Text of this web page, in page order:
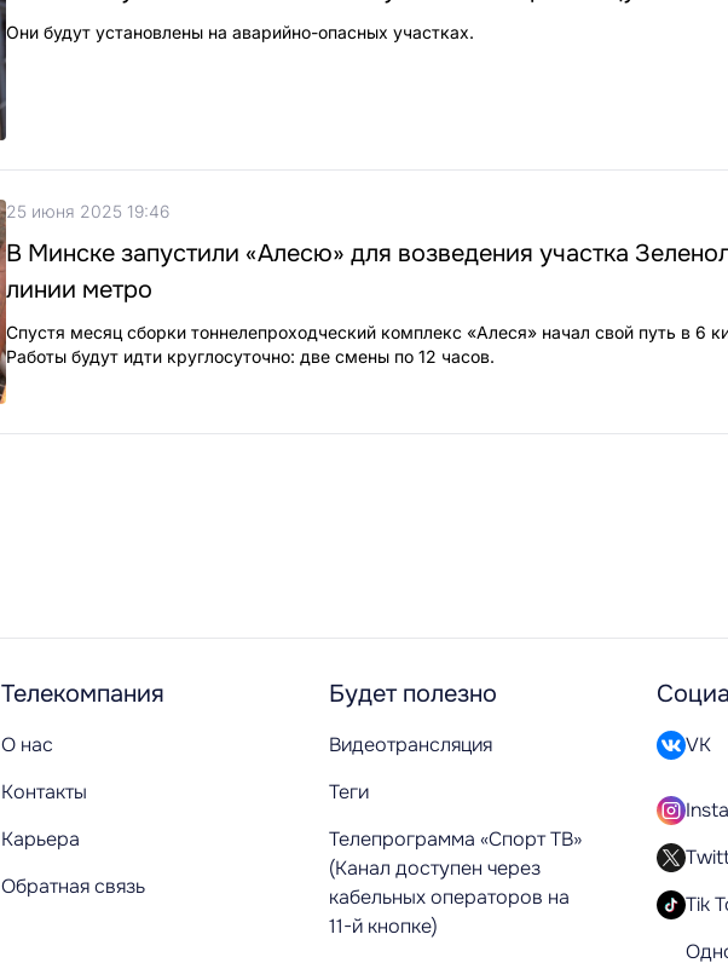
Они будут установлены на аварийно-опасных участках.
25 июня 2025 19:46
В Минске запустили «Алесю» для возведения участка
линии метро
Спустя месяц сборки тоннелепроходческий комплекс «Алеся» начал свой путь в 6
Работы будут идти круглосуточно: две смены по 12 часов.
Телекомпания
О нас
Контакты
Карьера
Обратная связь
Будет полезно
Видеотрансляция
Теги
Телепрограмма «Спорт ТВ»
(Канал доступен через
кабельных операторов на
11-й кнопке)
VK
Tik